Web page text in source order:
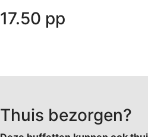
17.50 pp
Thuis bezorgen?